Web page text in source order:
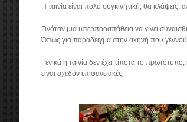
Η ταινία είναι πολύ συγκινητική, θα κλάψεις,
Γινόταν μια υπερπροσπάθεια να γίνει
Όπως για παράδειγμα στην σκηνή που
Γενικά η ταινία δεν έχει τίποτα το πρωτότυπο,
είναι σχεδόν επιφανειακές.